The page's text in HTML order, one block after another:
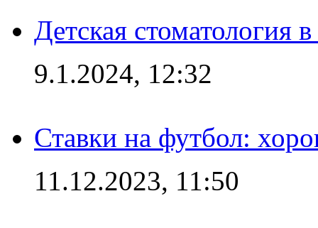
Детская стоматология
9.1.2024, 12:32
Ставки на футбол:
11.12.2023, 11:50